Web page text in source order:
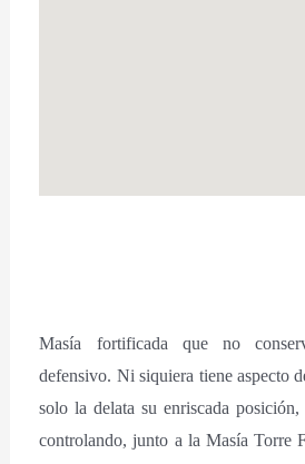
Masía fortificada que no
defensivo. Ni siquiera tiene aspecto
solo la delata su enriscada
controlando, junto a la Masía Torre